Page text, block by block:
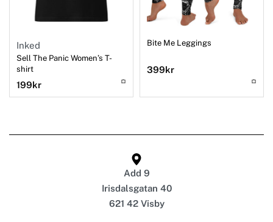
Inked
Sell The Panic Women’s T-
shirt
199kr
Bite Me Leggings
399kr
Add 9
Irisdalsgatan 40
621 42 Visby